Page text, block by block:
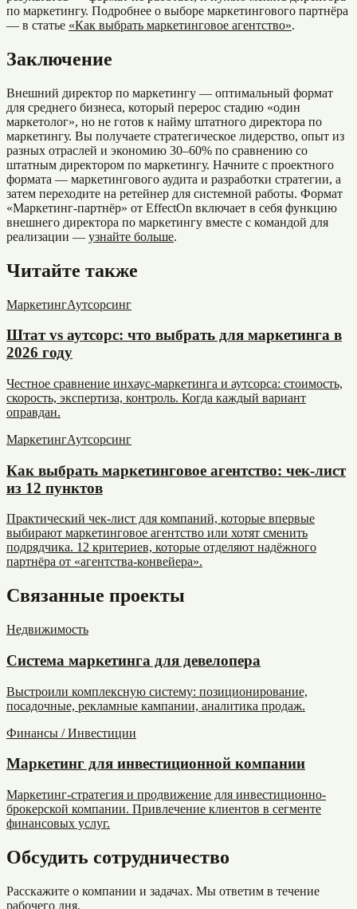
по маркетингу. Подробнее о выборе маркетингового партнёра
— в статье «Как выбрать маркетинговое агентство».
Заключение
Внешний директор по маркетингу — оптимальный формат
для среднего бизнеса, который перерос стадию «один
маркетолог», но не готов к найму штатного директора по
маркетингу. Вы получаете стратегическое лидерство, опыт из
разных отраслей и экономию 30–60% по сравнению со
штатным директором по маркетингу. Начните с проектного
формата — маркетингового аудита и разработки стратегии, а
затем переходите на ретейнер для системной работы. Формат
«Маркетинг-партнёр» от EffectOn включает в себя функцию
внешнего директора по маркетингу вместе с командой для
реализации — узнайте больше.
Читайте также
МаркетингАутсорсинг
Штат vs аутсорс: что выбрать для маркетинга в
2026 году
Честное сравнение инхаус-маркетинга и аутсорса: стоимость,
скорость, экспертиза, контроль. Когда каждый вариант
оправдан.
МаркетингАутсорсинг
Как выбрать маркетинговое агентство: чек-лист
из 12 пунктов
Практический чек-лист для компаний, которые впервые
выбирают маркетинговое агентство или хотят сменить
подрядчика. 12 критериев, которые отделяют надёжного
партнёра от «агентства-конвейера».
Связанные проекты
Недвижимость
Система маркетинга для девелопера
Выстроили комплексную систему: позиционирование,
посадочные, рекламные кампании, аналитика продаж.
Финансы / Инвестиции
Маркетинг для инвестиционной компании
Маркетинг-стратегия и продвижение для инвестиционно-
брокерской компании. Привлечение клиентов в сегменте
финансовых услуг.
Обсудить сотрудничество
Расскажите о компании и задачах. Мы ответим в течение
рабочего дня.